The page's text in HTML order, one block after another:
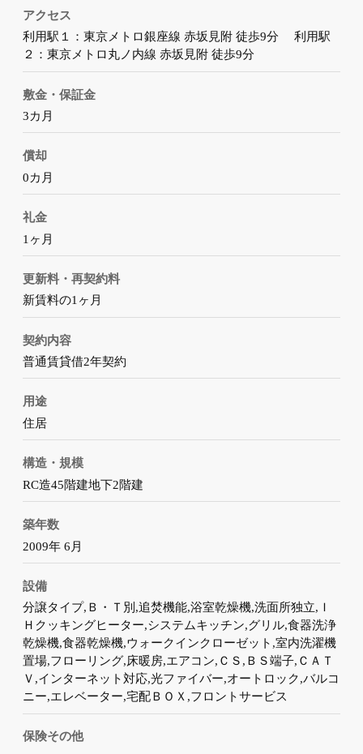
アクセス
利用駅１：東京メトロ銀座線 赤坂見附 徒歩9分 利用駅
２：東京メトロ丸ノ内線 赤坂見附 徒歩9分
敷金・保証金
3カ月
償却
0カ月
礼金
1ヶ月
更新料・再契約料
新賃料の1ヶ月
契約内容
普通賃貸借2年契約
用途
住居
構造・規模
RC造45階建地下2階建
築年数
2009年 6月
設備
分譲タイプ,Ｂ・Ｔ別,追焚機能,浴室乾燥機,洗面所独立,Ｉ
Ｈクッキングヒーター,システムキッチン,グリル,食器洗浄
乾燥機,食器乾燥機,ウォークインクローゼット,室内洗濯機
置場,フローリング,床暖房,エアコン,ＣＳ,ＢＳ端子,ＣＡＴ
Ｖ,インターネット対応,光ファイバー,オートロック,バルコ
ニー,エレベーター,宅配ＢＯＸ,フロントサービス
保険その他